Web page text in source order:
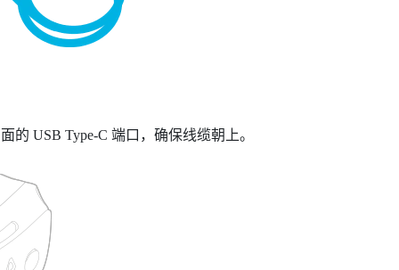
的 USB Type-C 端口，确保线缆朝上。